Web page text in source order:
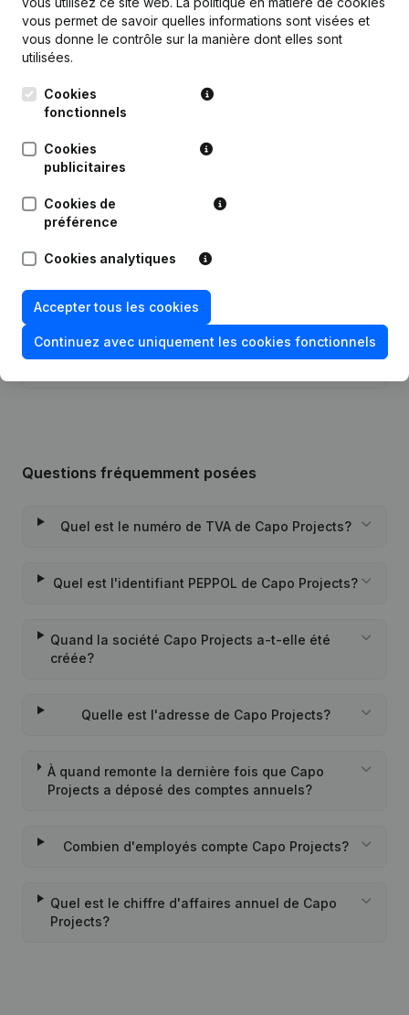
Publications de Capo Projects
Date Publication
12-06-2025 Demissions, Nominations
30-12-2024
Autres Modifications, …) -
Nominations
04-05-2021
Rubrique Constitution (Nouvelle
Personne Morale, Ouverture
Questions fréquemment posées
Quel est le numéro de TVA de Capo Projects?
Quel est l'identifiant PEPPOL de Capo Projects?
Quand la société Capo Projects a-t-elle été
créée?
Quelle est l'adresse de Capo Projects?
À quand remonte la dernière fois que Capo
Projects a déposé des comptes annuels?
Combien d'employés compte Capo Projects?
Quel est le chiffre d'affaires annuel de Capo
Projects?
vous permet de savoir quelles informations sont visées et
vous donne le contrôle sur la manière dont elles sont
utilisées.
Cookies
fonctionnels
Cookies
publicitaires
Cookies de
préférence
Cookies analytiques
Accepter tous les cookies
Continuez avec uniquement les cookies fonctionnels